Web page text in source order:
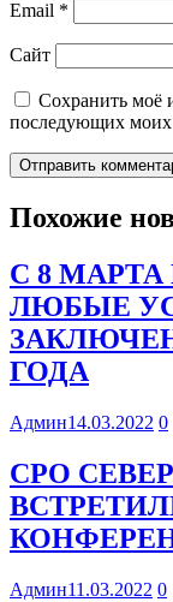
Email *
Сайт
Сохранить моё
последующих моих
Похожие
С 8
ЛЮБЫЕ
ГОДА
Админ14.03.2022 0
СРО
Админ11.03.2022 0